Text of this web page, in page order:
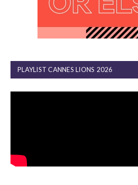
PLAYLIST CANNES LIONS 2026